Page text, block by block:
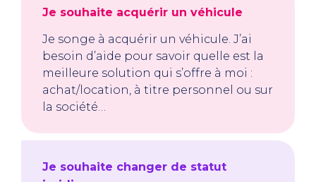
Je souhaite acquérir un véhicule
Je songe à acquérir un véhicule. J’ai
besoin d’aide pour savoir quelle est la
meilleure solution qui s’offre à moi :
achat/location, à titre personnel ou sur
la société…
Je souhaite changer de statut